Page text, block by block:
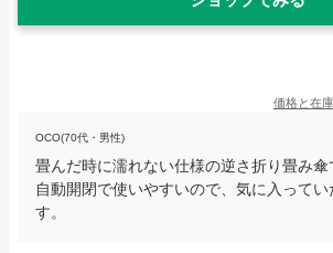
価格と在
OCO(70代・男性)
畳んだ時に濡れない仕様の逆さ折り畳み
自動開閉で使いやすいので、気に入ってい
す。